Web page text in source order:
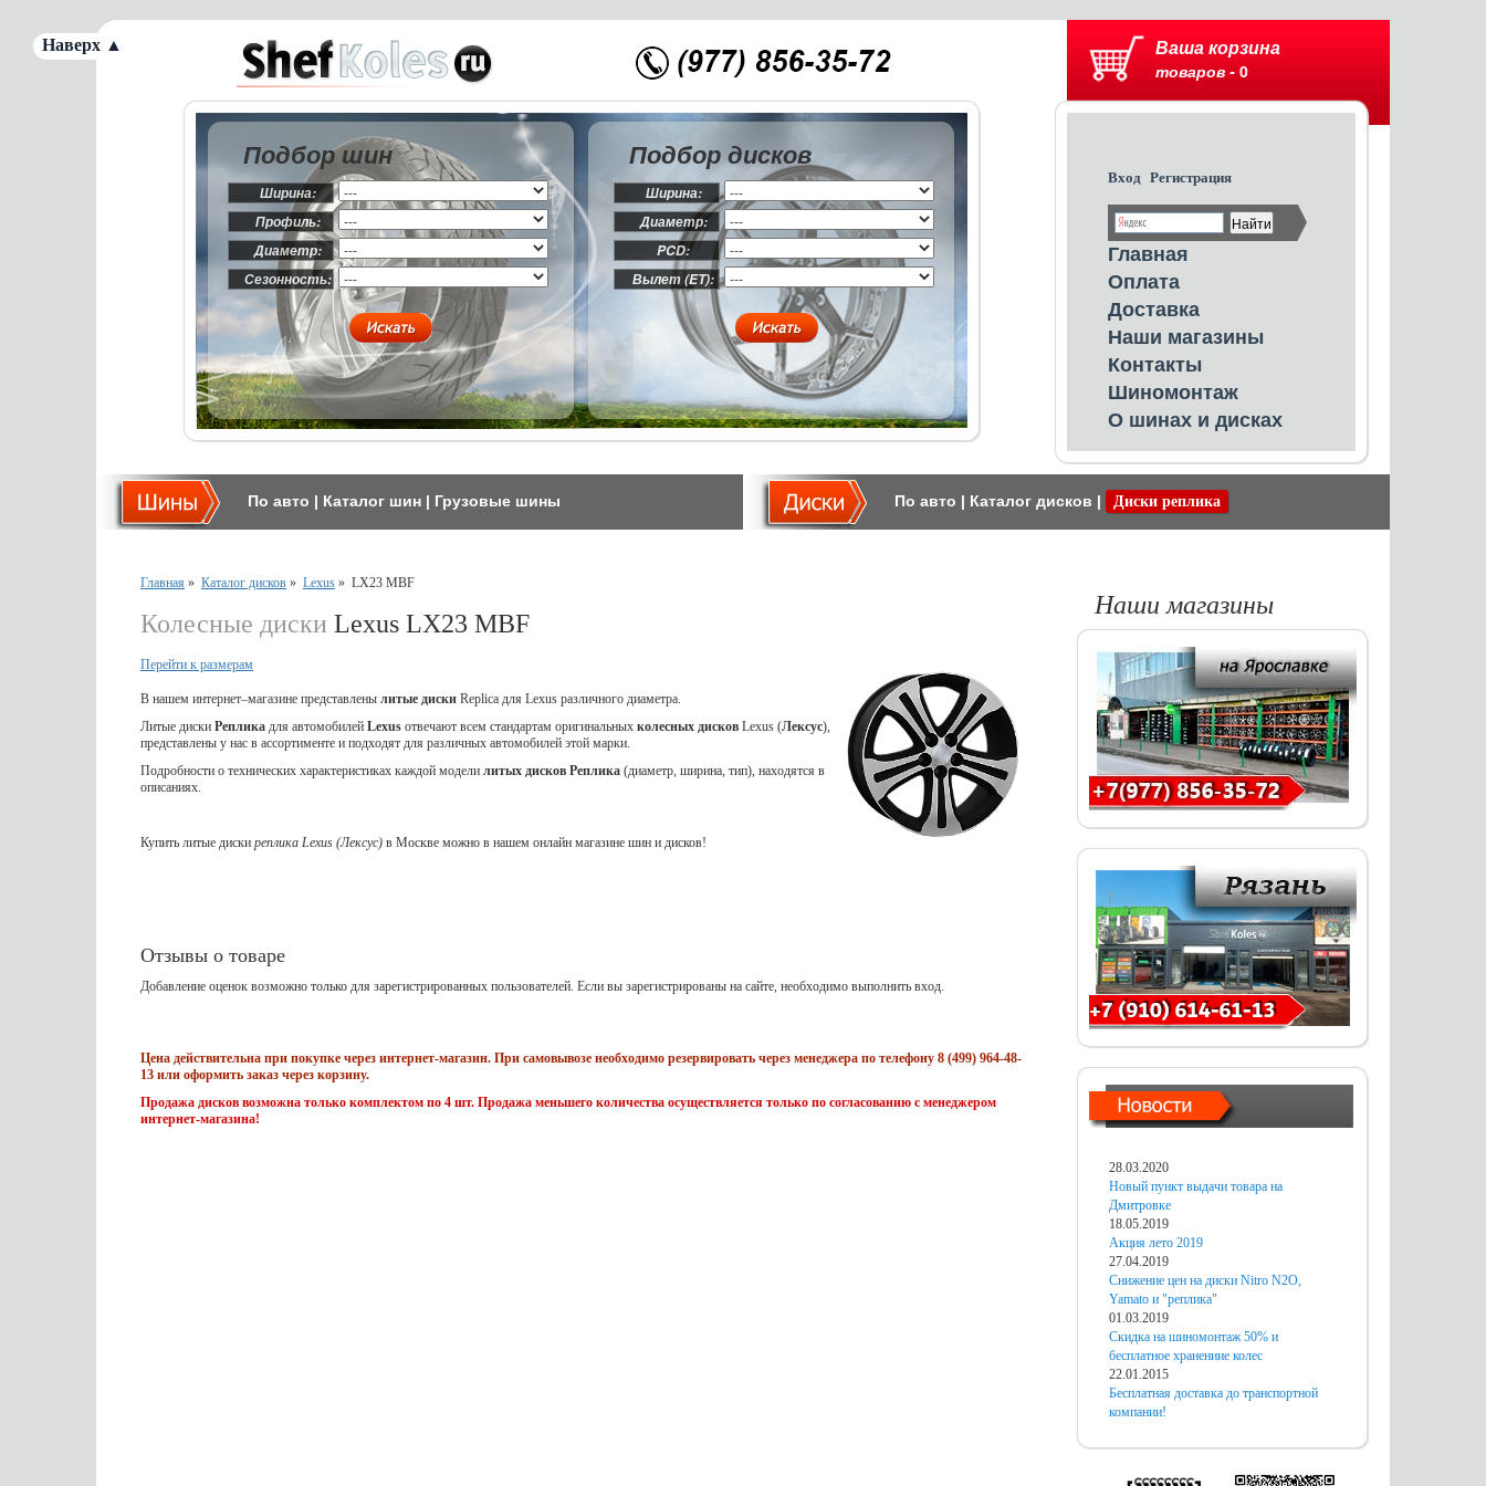
Ваша корзина
товаров - 0
Вход Регистрация
Главная
Оплата
Доставка
Наши магазины
Контакты
Шиномонтаж
О шинах и дисках
Подбор шин
Ширина:
Профиль:
Диаметр:
Сезонность:
Подбор дисков
Ширина:
Диаметр:
PCD:
Вылет (ET):
По авто | Каталог шин | Грузовые шины По авто | Каталог дисков | Диски реплика
Главная » Каталог дисков » Lexus » LX23 MBF
Колесные диски Lexus LX23 MBF
Перейти к размерам
В нашем интернет–магазине представлены литые диски Replica для Lexus различного диаметра.
Литые диски Реплика для автомобилей Lexus отвечают всем стандартам оригинальных колесных дисков Lexus (Лексус),
представлены у нас в ассортименте и подходят для различных автомобилей этой марки.
Подробности о технических характеристиках каждой модели литых дисков Реплика (диаметр, ширина, тип), находятся в
описаниях.
Купить литые диски реплика Lexus (Лексус) в Москве можно в нашем онлайн магазине шин и дисков!
Отзывы о товаре
Добавление оценок возможно только для зарегистрированных пользователей. Если вы зарегистрированы на сайте, необходимо выполнить вход.
Цена действительна при покупке через интернет-магазин. При самовывозе необходимо резервировать через менеджера по телефону 8 (499) 964-48-
13 или оформить заказ через корзину.
Продажа дисков возможна только комплектом по 4 шт. Продажа меньшего количества осуществляется только по согласованию с менеджером
интернет-магазина!
Наши магазины
28.03.2020
Новый пункт выдачи товара на
Дмитровке
18.05.2019
Акция лето 2019
27.04.2019
Снижение цен на диски Nitro N2O,
Yamato и "реплика"
01.03.2019
Скидка на шиномонтаж 50% и
бесплатное хранениие колес
22.01.2015
Бесплатная доставка до транспортной
компании!
Наверх ▲